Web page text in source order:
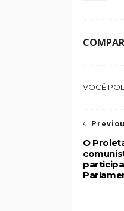
VOCÊ
O